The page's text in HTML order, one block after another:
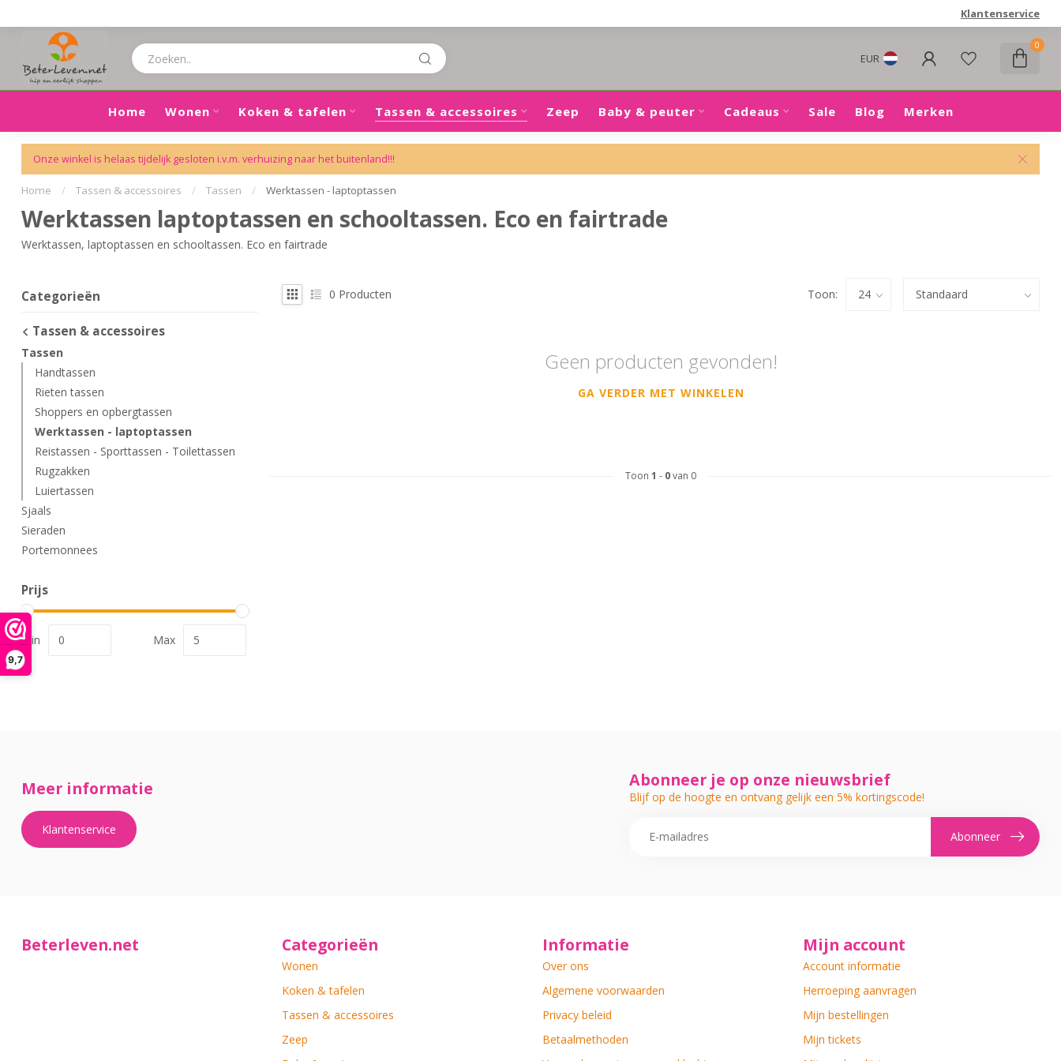
9,7
Klantenservice
EUR
0
Home Wonen Koken & tafelen Tassen & accessoires Zeep Baby & peuter Cadeaus Sale Blog Merken
Onze winkel is helaas tijdelijk gesloten i.v.m. verhuizing naar het buitenland!!!
Home / Tassen & accessoires / Tassen / Werktassen - laptoptassen
Werktassen laptoptassen en schooltassen. Eco en fairtrade
Werktassen, laptoptassen en schooltassen. Eco en fairtrade
Categorieën
Tassen & accessoires
Tassen
Handtassen
Rieten tassen
Shoppers en opbergtassen
Werktassen - laptoptassen
Reistassen - Sporttassen - Toilettassen
Rugzakken
Luiertassen
Sjaals
Sieraden
Portemonnees
Prijs
Min Max
0 Producten Toon:
Geen producten gevonden!
GA VERDER MET WINKELEN
Toon 1 - 0van 0
Meer informatie
Klantenservice
Abonneer je op onze nieuwsbrief
Blijf op de hoogte en ontvang gelijk een 5% kortingscode!
Abonneer
Beterleven.net Categorieën
Wonen
Koken & tafelen
Tassen & accessoires
Zeep
Informatie
Over ons
Algemene voorwaarden
Privacy beleid
Betaalmethoden
Mijn account
Account informatie
Herroeping aanvragen
Mijn bestellingen
Mijn tickets